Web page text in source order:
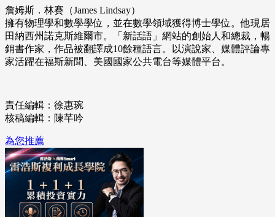
詹姆斯．林賽（James Lindsay）
擁有物理學和數學學位，並在數學領域獲得博士學位。他現居
田納西州諾克斯維爾市。「新話語」網站的創始人和總裁，暢
銷書作家，作品被翻譯成10餘種語言。以演說家、媒體評論專
家活躍在福斯新聞、美國國家公共電台等媒體平台。
責任編輯：徐惠琬
核稿編輯：陳芊吟
為您推薦